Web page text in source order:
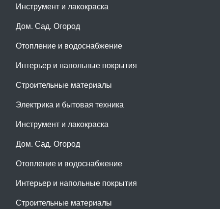
Инструмент и лакокраска
Дом. Сад. Огород
Отопление и водоснабжение
Интерьер и напольные покрытия
Строительные материалы
Электрика и бытовая техника
Инструмент и лакокраска
Дом. Сад. Огород
Отопление и водоснабжение
Интерьер и напольные покрытия
Строительные материалы